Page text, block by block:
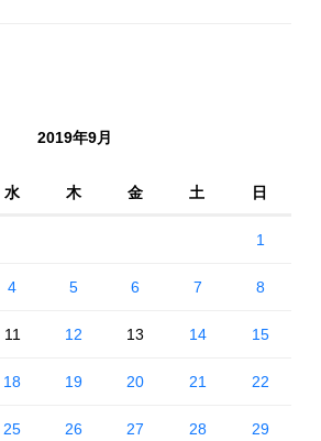
2019年9月
水 木 金 土 日
1
4 5 6 7 8
11 12 13 14 15
18 19 20 21 22
25 26 27 28 29